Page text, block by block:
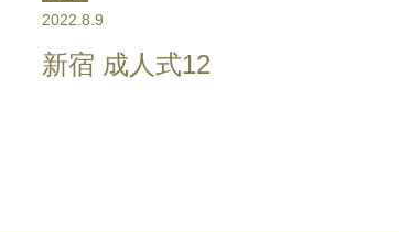
2022.8.9
新宿 成人式12